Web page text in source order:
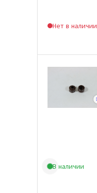
Нет в наличии
В наличии